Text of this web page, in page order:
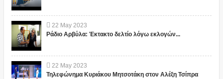
22 May 2023
Ράδιο Αρβύλα: Έκτακτο δελτίο λόγω εκλογών...
22 May 2023
Τηλεφώνημα Κυριάκου Μητσοτάκη στον Αλέξη Τσίπρα